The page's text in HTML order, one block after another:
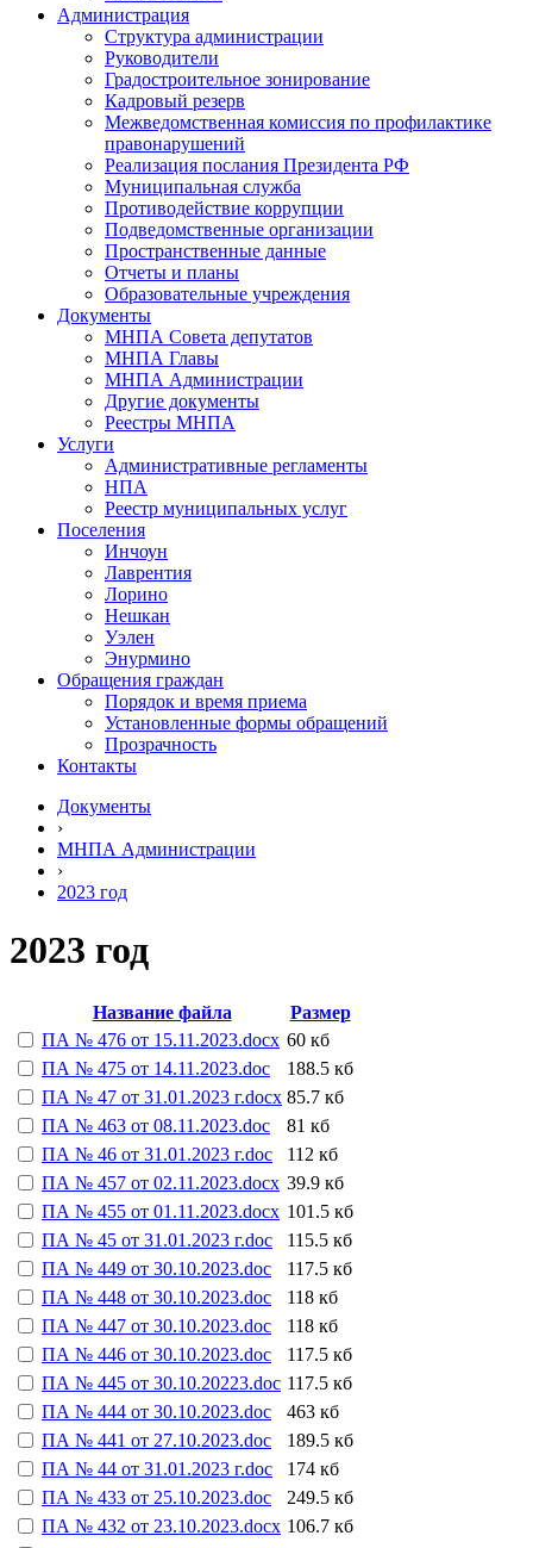
Администрация
Структура администрации
Руководители
Градостроительное зонирование
Кадровый резерв
Межведомственная комиссия по профилактике
правонарушений
Реализация послания Президента РФ
Муниципальная служба
Противодействие коррупции
Подведомственные организации
Пространственные данные
Отчеты и планы
Образовательные учреждения
Документы
МНПА Совета депутатов
МНПА Главы
МНПА Администрации
Другие документы
Реестры МНПА
Услуги
Административные регламенты
НПА
Реестр муниципальных услуг
Поселения
Инчоун
Лаврентия
Лорино
Нешкан
Уэлен
Энурмино
Обращения граждан
Порядок и время приема
Установленные формы обращений
Прозрачность
Контакты
Документы
›
МНПА Администрации
›
2023 год
2023 год
Название файла
Размер
ПА № 476 от 15.11.2023.docx 60 кб
ПА № 475 от 14.11.2023.doc
188.5 кб
ПА № 47 от 31.01.2023 г.docx 85.7 кб
ПА № 463 от 08.11.2023.doc
81 кб
ПА № 46 от 31.01.2023 г.doc
112 кб
ПА № 457 от 02.11.2023.docx 39.9 кб
ПА № 455 от 01.11.2023.docx 101.5 кб
ПА № 45 от 31.01.2023 г.doc
115.5 кб
ПА № 449 от 30.10.2023.doc
117.5 кб
ПА № 448 от 30.10.2023.doc
118 кб
ПА № 447 от 30.10.2023.doc
118 кб
ПА № 446 от 30.10.2023.doc
117.5 кб
ПА № 445 от 30.10.20223.doc 117.5 кб
ПА № 444 от 30.10.2023.doc
463 кб
ПА № 441 от 27.10.2023.doc
189.5 кб
ПА № 44 от 31.01.2023 г.doc
174 кб
ПА № 433 от 25.10.2023.doc
249.5 кб
ПА № 432 от 23.10.2023.docx 106.7 кб